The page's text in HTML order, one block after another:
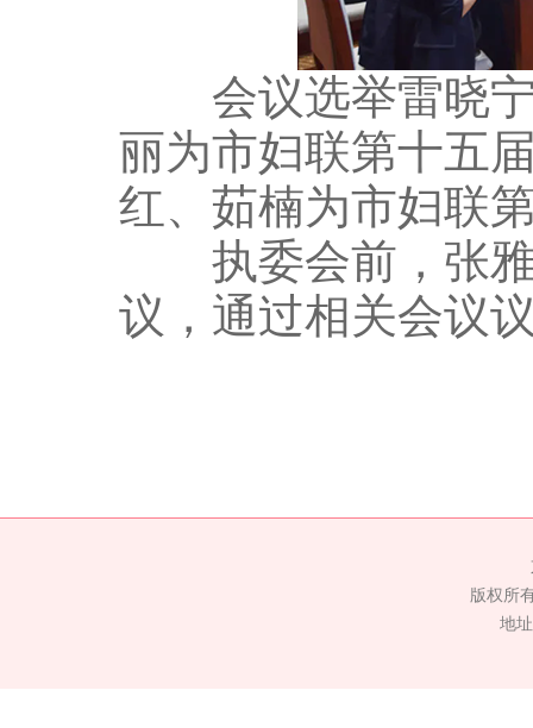
会议选举雷晓宁
丽为市妇联第十五
红、茹楠为市妇联
执委会前，张雅
议，通过相关会议
版权所
地